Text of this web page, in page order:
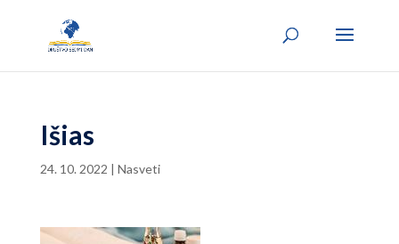
Išias
24. 10. 2022 | Nasveti